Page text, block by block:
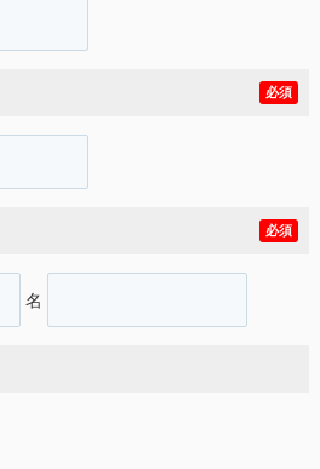
必須
必須
名